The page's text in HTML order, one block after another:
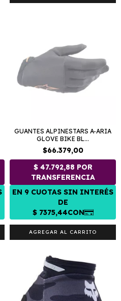
GUANTES ALPINESTARS A-ARIA
GLOVE BIKE BL...
$66.379,00
AGREGAR AL CARRITO